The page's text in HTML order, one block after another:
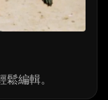
編輯。